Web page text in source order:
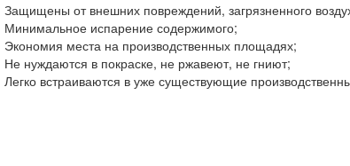
Защищены от внешних повреждений, загрязненного
Минимальное испарение содержимого;
Экономия места на производственных площадях;
Не нуждаются в покраске, не ржавеют, не гниют;
Легко встраиваются в уже существующие